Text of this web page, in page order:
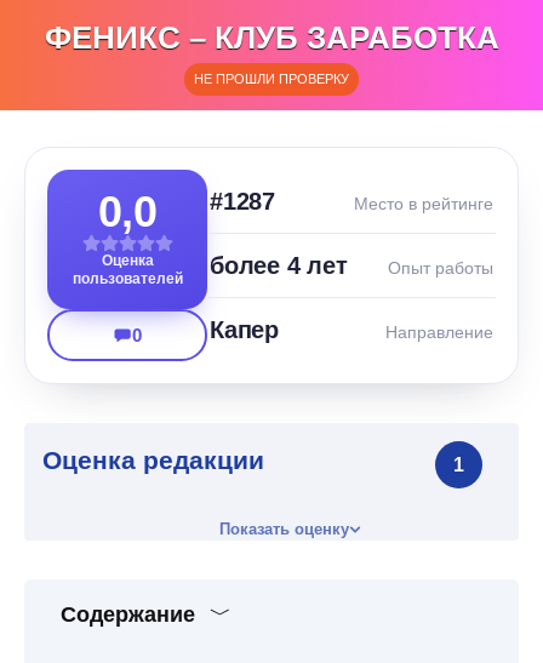
ФЕНИКС – КЛУБ ЗАРАБОТКА
НЕ ПРОШЛИ ПРОВЕРКУ
0,0
Оценка
пользователей
0
#1287 Место в рейтинге
более 4 лет Опыт работы
Капер Направление
Оценка редакции 1
Показать оценку
Содержание